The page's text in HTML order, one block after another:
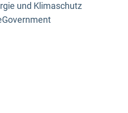
und Klimaschutz